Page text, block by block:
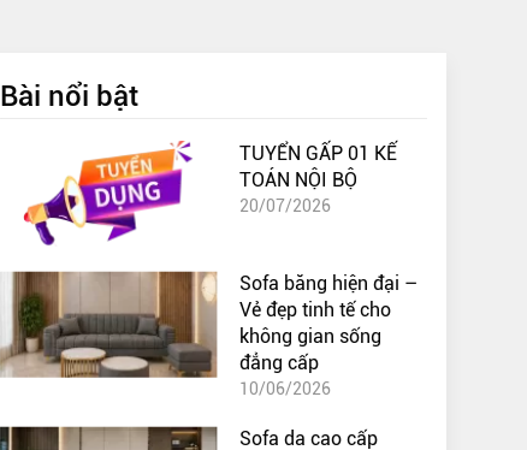
Bài nổi bật
TUYỂN GẤP 01 KẾ
TOÁN NỘI BỘ
20/07/2026
Sofa băng hiện đại –
Vẻ đẹp tinh tế cho
không gian sống
đẳng cấp
10/06/2026
Sofa da cao cấp